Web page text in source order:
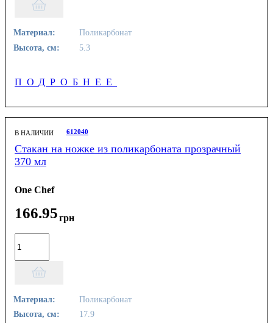
Материал:
Поликарбонат
Высота, см:
5.3
ПОДРОБНЕЕ
В НАЛИЧИИ 612040
Стакан на ножке из поликарбоната прозрачный
370 мл
One Chef
166.95грн
Материал:
Поликарбонат
Высота, см:
17.9